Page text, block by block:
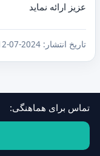
عزیز ارائه نماید
تاریخ انتشار:2024-07-12
تماس برای هماهنگی: